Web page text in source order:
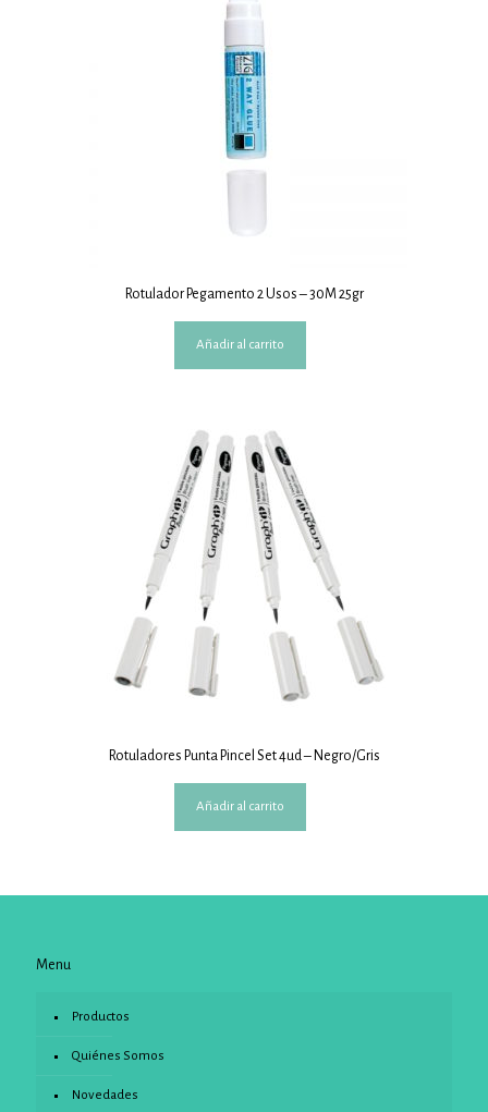
Rotulador Pegamento 2 Usos – 30M 25gr
Añadir al carrito
Rotuladores Punta Pincel Set 4ud – Negro/Gris
Añadir al carrito
Menu
Productos
Quiénes Somos
Novedades